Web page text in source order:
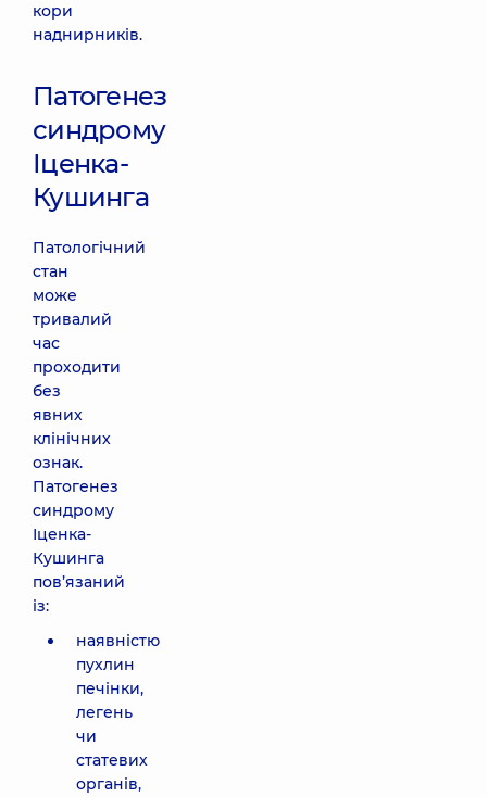
кори
наднирників.
Патогенез
синдрому
Іценка-
Кушинга
Патологічний
стан
може
тривалий
час
проходити
без
явних
клінічних
ознак.
Патогенез
синдрому
Іценка-
Кушинга
пов’язаний
із:
наявністю
пухлин
печінки,
легень
чи
статевих
органів,